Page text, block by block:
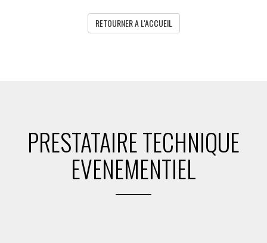
RETOURNER A L'ACCUEIL
PRESTATAIRE TECHNIQUE
EVENEMENTIEL